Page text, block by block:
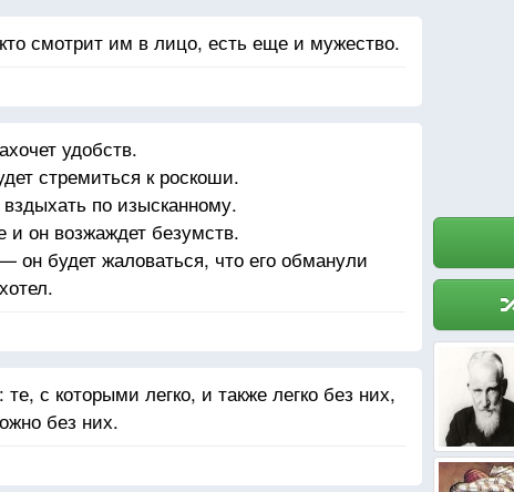
смотрит им в лицо, есть еще и мужество.
удобств.
стремиться к роскоши.
по изысканному.
и он возжаждет безумств.
он будет жаловаться, что его обманули
с которыми легко, и также легко без них,
без них.